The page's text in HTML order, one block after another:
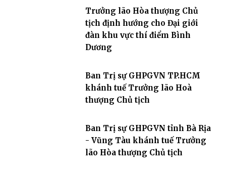
Trưởng lão Hòa thượng Chủ
tịch định hướng cho Đại giới
đàn khu vực thí điểm Bình
Dương
Ban Trị sự GHPGVN TP.HCM
khánh tuế Trưởng lão Hoà
thượng Chủ tịch
Ban Trị sự GHPGVN tỉnh Bà Rịa
- Vũng Tàu khánh tuế Trưởng
lão Hòa thượng Chủ tịch